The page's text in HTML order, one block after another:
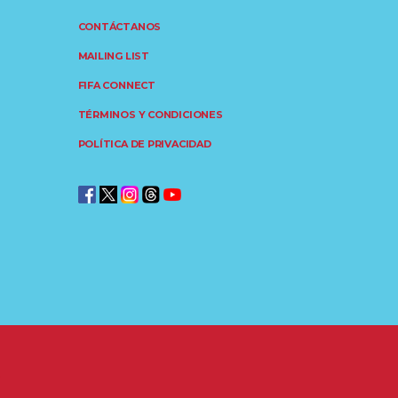
CONTÁCTANOS
MAILING LIST
FIFA CONNECT
TÉRMINOS Y CONDICIONES
POLÍTICA DE PRIVACIDAD